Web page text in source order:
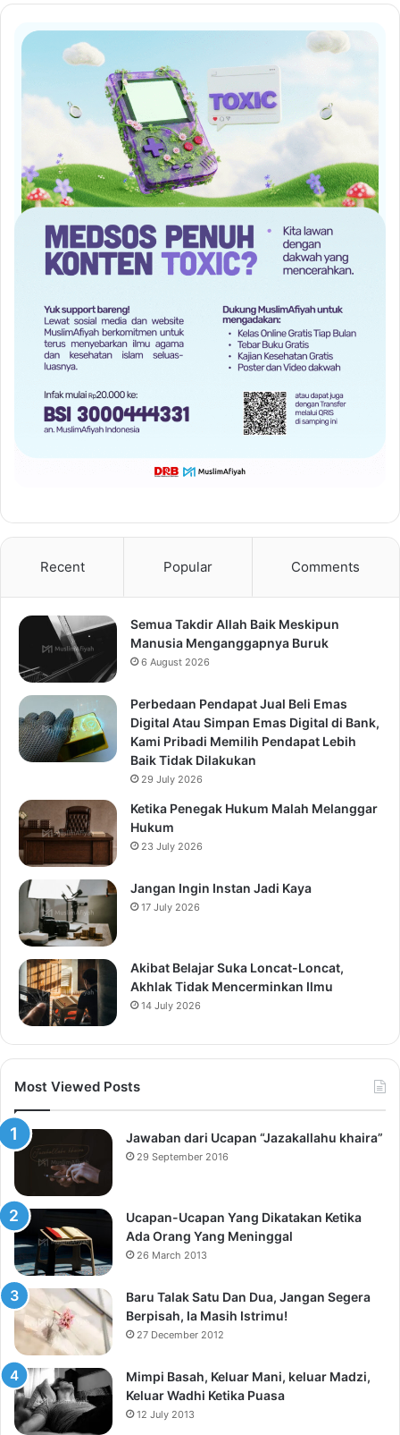
Recent Popular Comments
Semua Takdir Allah Baik Meskipun
Manusia Menganggapnya Buruk
6 August 2026
Perbedaan Pendapat Jual Beli Emas
Digital Atau Simpan Emas Digital di Bank,
Kami Pribadi Memilih Pendapat Lebih
Baik Tidak Dilakukan
29 July 2026
Ketika Penegak Hukum Malah Melanggar
Hukum
23 July 2026
Jangan Ingin Instan Jadi Kaya
17 July 2026
Akibat Belajar Suka Loncat-Loncat,
Akhlak Tidak Mencerminkan Ilmu
14 July 2026
Most Viewed Posts
Jawaban dari Ucapan “Jazakallahu khaira”
29 September 2016
Ucapan-Ucapan Yang Dikatakan Ketika
Ada Orang Yang Meninggal
26 March 2013
Baru Talak Satu Dan Dua, Jangan Segera
Berpisah, Ia Masih Istrimu!
27 December 2012
Mimpi Basah, Keluar Mani, keluar Madzi,
Keluar Wadhi Ketika Puasa
12 July 2013